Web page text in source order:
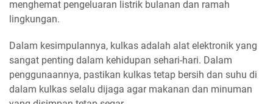
menghemat pengeluaran listrik bulanan dan ramah
lingkungan.
Dalam kesimpulannya, kulkas adalah alat elektronik yang
sangat penting dalam kehidupan sehari-hari. Dalam
penggunaannya, pastikan kulkas tetap bersih dan suhu di
dalam kulkas selalu dijaga agar makanan dan minuman